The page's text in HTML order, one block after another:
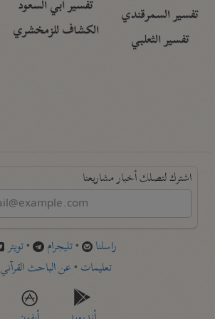
تفسير السمرقندي
تفسير الثعلبي
تفسير أبي السعود
الكشاف للزمخشري
اشترك لتصلك أخبار مشاريعنا
راسلنا •تليجرام •تويتر
تعليمات •عن الباحث القرآني